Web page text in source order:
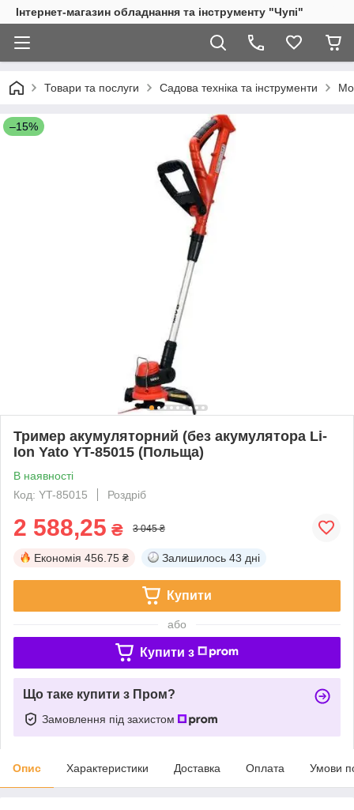
Інтернет-магазин обладнання та інструменту "Чупі"
Товари та послуги Садова техніка та інструменти
–15%
Тример акумуляторний (без акумулятора Li-
Ion Yato YT-85015 (Польща)
В наявності
Код: YT-85015
Роздріб
2 588,25 ₴ 3 045 ₴
Економія 456.75 ₴ Залишилось 43 дні
Купити
або
Купити з
Що таке купити з Пром?
Замовлення під захистом
Опис Характеристики Доставка Оплата Умови